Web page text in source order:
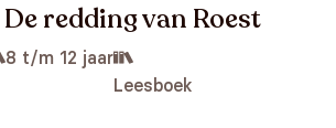
redding van Roest
8 t/m 12 jaar
Leesboek